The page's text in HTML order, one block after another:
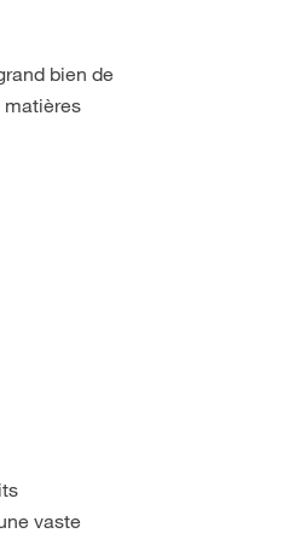
bien de
matières
vaste